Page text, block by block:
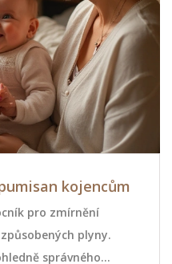
kojencům
pro zmírnění
plyny.
správného